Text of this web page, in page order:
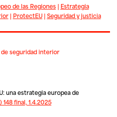
de las Regiones| Estrategia
| ProtectEU| Seguridad y justicia
seguridad interior
una estrategia europea de
final, 1.4.2025